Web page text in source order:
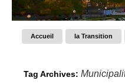
Accueil la Transition
Tag Archives: